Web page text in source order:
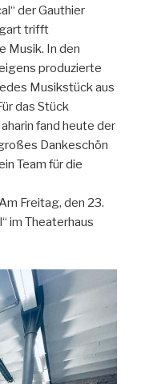
der Gauthier
trifft
Musik. In den
produzierte
Musikstück aus
das Stück
fand heute der
Dankeschön
Team für die
Freitag, den 23.
im Theaterhaus